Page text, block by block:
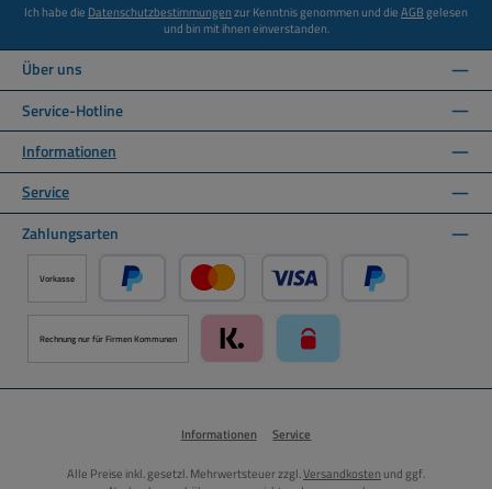
Ich habe die Datenschutzbestimmungenzur Kenntnis genommen und dieAGBgelesen
und bin mit ihnen einverstanden.
Über uns
Service-Hotline
Informationen
Service
Zahlungsarten
Vorkasse
PayPal Kredit- oder Debitkarte über PayPal
Rechnung nur für Firmen Kommunen
Informationen Service
Alle Preise inkl. gesetzl. Mehrwertsteuer zzgl.Versandkosten und ggf.